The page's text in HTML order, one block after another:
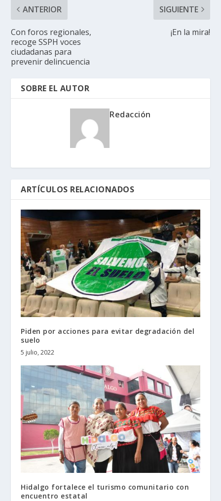
ANTERIOR
Con foros regionales,
recoge SSPH voces
ciudadanas para
prevenir delincuencia
SIGUIENTE
¡En la mira!
SOBRE EL AUTOR
Redacción
ARTÍCULOS RELACIONADOS
Piden por acciones para evitar degradación del
suelo
5 julio, 2022
Hidalgo fortalece el turismo comunitario con
encuentro estatal